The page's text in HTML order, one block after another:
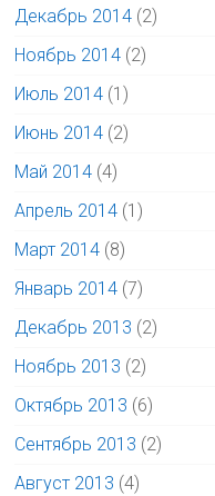
Декабрь 2014 (2)
Ноябрь 2014 (2)
Июль 2014 (1)
Июнь 2014 (2)
Май 2014 (4)
Апрель 2014 (1)
Март 2014 (8)
Январь 2014 (7)
Декабрь 2013 (2)
Ноябрь 2013 (2)
Октябрь 2013 (6)
Сентябрь 2013 (2)
Август 2013 (4)